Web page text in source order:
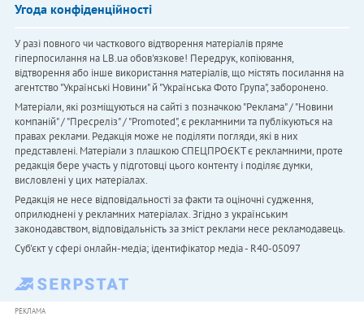
Угода конфіденційності
У разі повного чи часткового відтворення матеріалів пряме
гіперпосилання на LB.ua обов'язкове! Передрук, копіювання,
відтворення або інше використання матеріалів, що містять посилання на
агентство "Українськi Новини" й "Українська Фото Група", заборонено.
Матеріали, які розміщуються на сайті з позначкою "Реклама" / "Новини
компаній" / "Пресреліз" / "Promoted", є рекламними та публікуються на
правах реклами. Редакція може не поділяти погляди, які в них
представлені. Матеріали з плашкою СПЕЦПРОЄКТ є рекламними, проте
редакція бере участь у підготовці цього контенту і поділяє думки,
висловлені у цих матеріалах.
Редакція не несе відповідальності за факти та оціночні судження,
оприлюднені у рекламних матеріалах. Згідно з українським
законодавством, відповідальність за зміст реклами несе рекламодавець.
Cуб'єкт у сфері онлайн-медіа; ідентифікатор медіа - R40-05097
РЕКЛАМА